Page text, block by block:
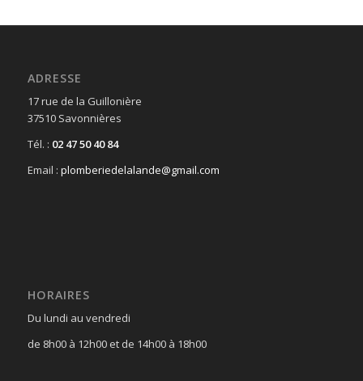
ADRESSE
17 rue de la Guillonière
37510 Savonnières
Tél. : 02 47 50 40 84
Email : plomberiedelalande@gmail.com
HORAIRES
Du lundi au vendredi
de 8h00 à 12h00 et de 14h00 à 18h00